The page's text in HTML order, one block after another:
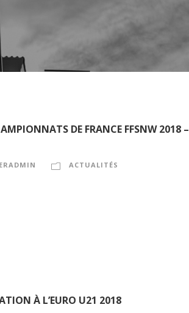
DE FRANCE FFSNW 2018 –
ACTUALITÉS
À L’EURO U21 2018